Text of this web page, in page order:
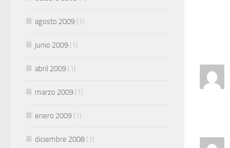
agosto 2009 (1)
junio 2009 (1)
abril 2009 (1)
marzo 2009 (1)
enero 2009 (1)
diciembre 2008 (1)